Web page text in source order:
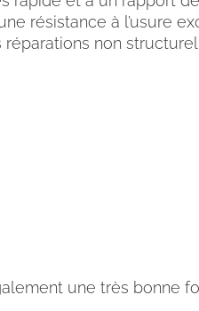
résistance à l’usure
non
une très bonne